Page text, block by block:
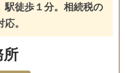
駅徒歩１分。相続税の
。
所